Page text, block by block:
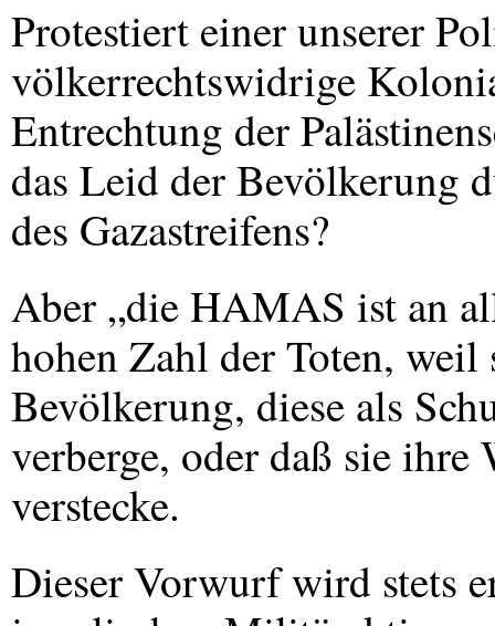
Protestiert einer unserer
völkerrechtswidrige
Entrechtung der
das Leid der Bevölkerung
des Gazastreifens?
Aber „dieHAMAS ist an
hohen Zahl der Toten,
Bevölkerung, diese als
verberge, oder daß sie
verstecke.
Dieser Vorwurf wird stets